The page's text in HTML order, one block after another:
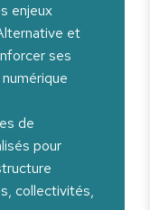
enjeux
et
ses
de
pour
collectivités,